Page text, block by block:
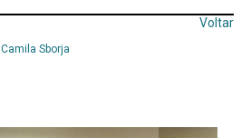
Voltar
Camila Sborja